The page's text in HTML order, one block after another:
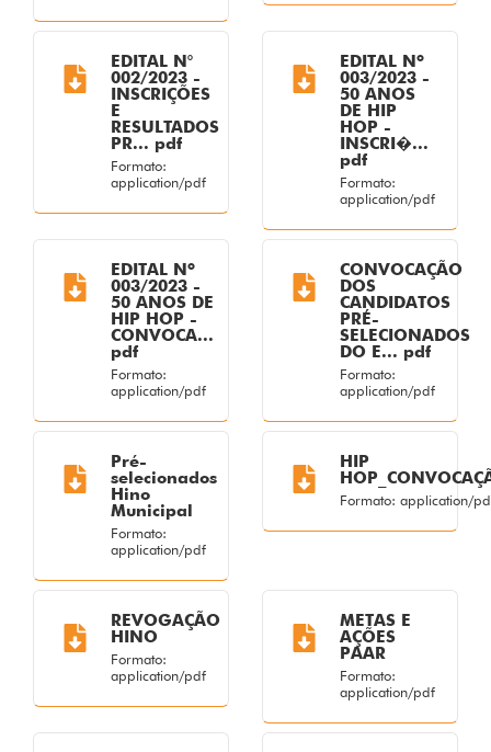
EDITAL N°
002/2023 -
INSCRIÇÕES
E
RESULTADOS
PR... pdf
Formato:
application/pdf
EDITAL Nº
003/2023 -
50 ANOS
DE HIP
HOP -
INSCRI�...
pdf
Formato:
application/pdf
EDITAL Nº
003/2023 -
50 ANOS DE
HIP HOP -
CONVOCA...
pdf
Formato:
application/pdf
CONVOCAÇÃO
DOS
CANDIDATOS
PRÉ-
SELECIONADOS
DO E... pdf
Formato:
application/pdf
Pré-
selecionados
Hino
Municipal
Formato:
application/pdf
HIP
Formato: application/
REVOGAÇÃO
HINO
Formato:
application/pdf
METAS E
AÇÕES
PAAR
Formato:
application/pdf